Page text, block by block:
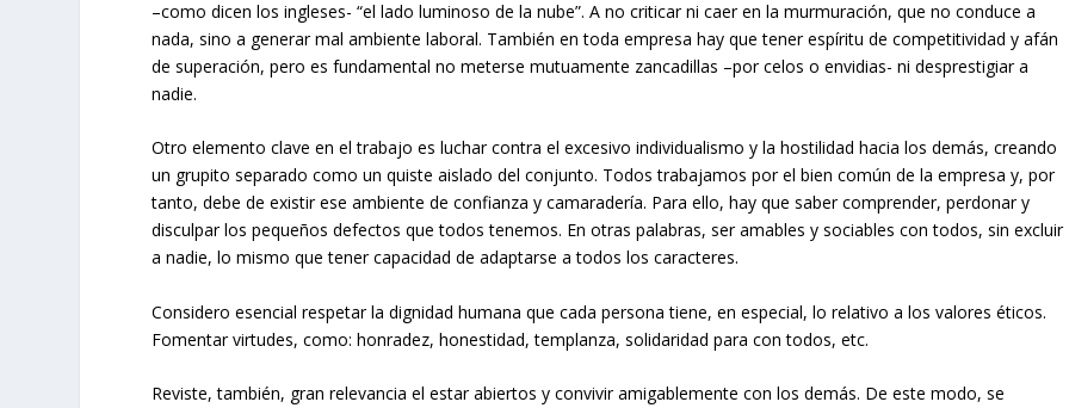
–como dicen los ingleses- “el lado luminoso de la nube”. A no criticar ni caer en la murmuración, que no conduce a
nada, sino a generar mal ambiente laboral. También en toda empresa hay que tener espíritu de competitividad y afán
de superación, pero es fundamental no meterse mutuamente zancadillas –por celos o envidias- ni desprestigiar a
nadie.
Otro elemento clave en el trabajo es luchar contra el excesivo individualismo y la hostilidad hacia los demás, creando
un grupito separado como un quiste aislado del conjunto. Todos trabajamos por el bien común de la empresa y, por
tanto, debe de existir ese ambiente de confianza y camaradería. Para ello, hay que saber comprender, perdonar y
disculpar los pequeños defectos que todos tenemos. En otras palabras, ser amables y sociables con todos, sin excluir
a nadie, lo mismo que tener capacidad de adaptarse a todos los caracteres.
Considero esencial respetar la dignidad humana que cada persona tiene, en especial, lo relativo a los valores éticos.
Fomentar virtudes, como: honradez, honestidad, templanza, solidaridad para con todos, etc.
Reviste, también, gran relevancia el estar abiertos y convivir amigablemente con los demás. De este modo, se